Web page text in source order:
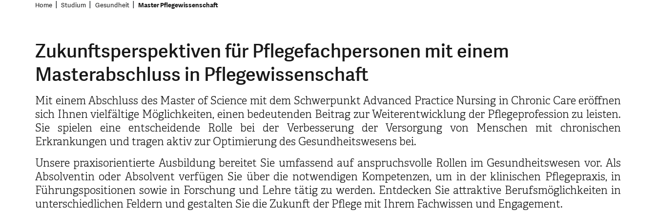
Home Studium Gesundheit Master Pflegewissenschaft
Zukunftsperspektiven für Pflegefachpersonen mit einem
Masterabschluss in Pflegewissenschaft
Mit einem Abschluss des Master of Science mit dem Schwerpunkt Advanced Practice Nursing in Chronic Care eröffnen
sich Ihnen vielfältige Möglichkeiten, einen bedeutenden Beitrag zur Weiterentwicklung der Pflegeprofession zu leisten.
Sie spielen eine entscheidende Rolle bei der Verbesserung der Versorgung von Menschen mit chronischen
Erkrankungen und tragen aktiv zur Optimierung des Gesundheitswesens bei.
Unsere praxisorientierte Ausbildung bereitet Sie umfassend auf anspruchsvolle Rollen im Gesundheitswesen vor. Als
Absolventin oder Absolvent verfügen Sie über die notwendigen Kompetenzen, um in der klinischen Pflegepraxis, in
Führungspositionen sowie in Forschung und Lehre tätig zu werden. Entdecken Sie attraktive Berufsmöglichkeiten in
unterschiedlichen Feldern und gestalten Sie die Zukunft der Pflege mit Ihrem Fachwissen und Engagement.